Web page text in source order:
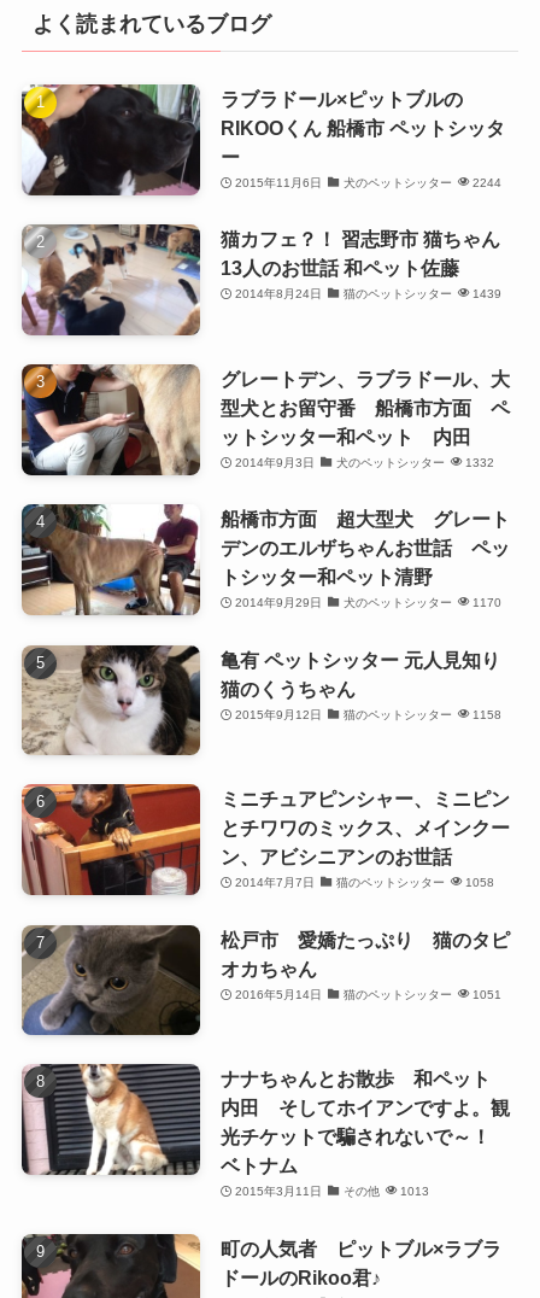
よく読まれているブログ
ラブラドール×ピットブルの
RIKOOくん 船橋市 ペットシッタ
ー
2015年11月6日 犬のペットシッター 2244
猫カフェ？！ 習志野市 猫ちゃん
13人のお世話 和ペット佐藤
2014年8月24日 猫のペットシッター 1439
グレートデン、ラブラドール、大
型犬とお留守番 船橋市方面 ペ
ットシッター和ペット 内田
2014年9月3日 犬のペットシッター 1332
船橋市方面 超大型犬 グレート
デンのエルザちゃんお世話 ペッ
トシッター和ペット清野
2014年9月29日 犬のペットシッター 1170
亀有 ペットシッター 元人見知り
猫のくうちゃん
2015年9月12日 猫のペットシッター 1158
ミニチュアピンシャー、ミニピン
とチワワのミックス、メインクー
ン、アビシニアンのお世話
2014年7月7日 猫のペットシッター 1058
松戸市 愛嬌たっぷり 猫のタピ
オカちゃん
2016年5月14日 猫のペットシッター 1051
ナナちゃんとお散歩 和ペット
内田 そしてホイアンですよ。観
光チケットで騙されないで～！
ベトナム
2015年3月11日 その他 1013
町の人気者 ピットブル×ラブラ
ドールのRikoo君♪